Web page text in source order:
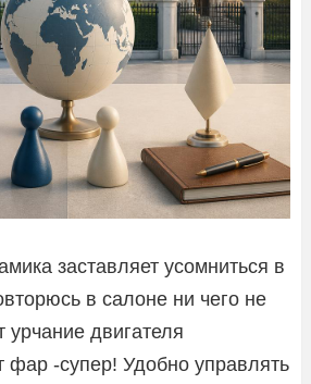
заставляет усомниться в
в салоне ни чего не
урчание двигателя
фар -супер! Удобно управлять